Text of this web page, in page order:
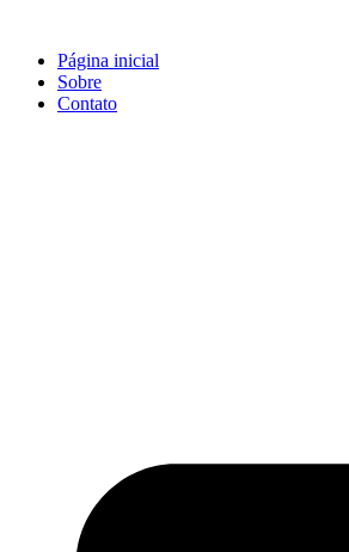
conteúdo
Página inicial
Sobre
Contato